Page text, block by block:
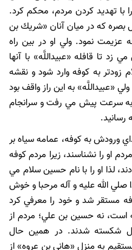
با تهديد كردن مردم، محكم كرد.
بصره كه در ميان آنان «شريك بن
نمود. ولي او در بين راه
زد تا قافله «عبيداللَّه» با آنها
زودتر به كوفه وارد شود و نقشه
«عبيداللَّه» به اين راز واقف بود
به سرعت پيش مي رفت و سرانجام
رسانيد.
ورودش به كوفه، عمامه سياه بر
او را نشناسند، زيرا مردم كوفه
لذا او را با نام حسين سلام مي
صلي الله عليه و آله مرحبا و خوش
مستقر شد و خود را معرفي كرد
است، نه حسين بن علي؛ مردم از
شكسته شدند. در همين حال
به منزل «هاني بن عروه» از